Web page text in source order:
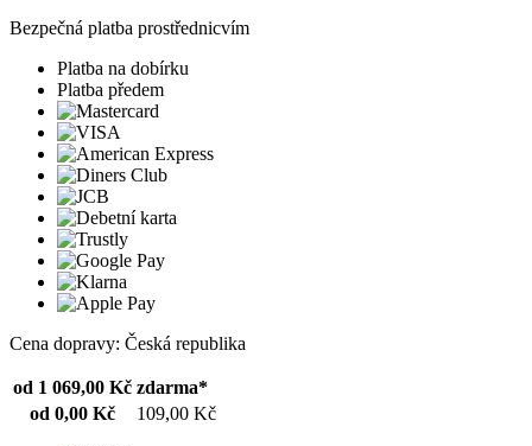
Bezpečná platba prostřednicvím
Platba na dobírku
Platba předem
Cena dopravy: Česká republika
od 1 069,00 Kč zdarma*
od 0,00 Kč
109,00 Kč